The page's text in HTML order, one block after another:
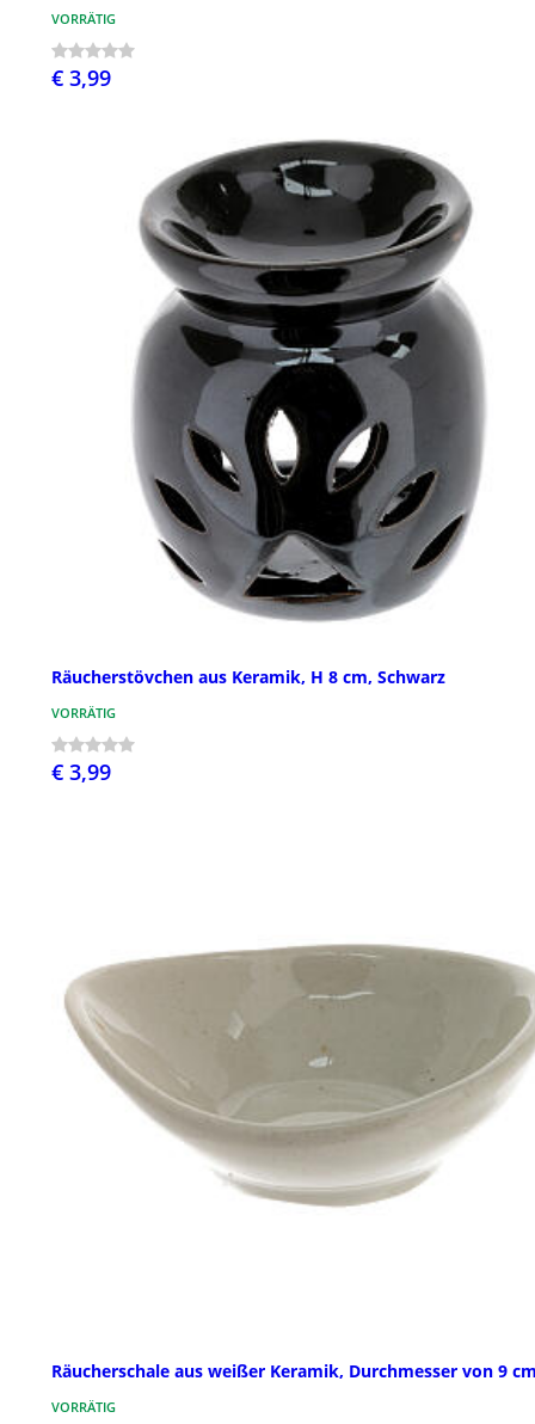
VORRÄTIG
€ 3,99
Räucherstövchen aus Keramik, H 8 cm, Schwarz
VORRÄTIG
€ 3,99
Räucherschale aus weißer Keramik, Durchmesser von 9
VORRÄTIG